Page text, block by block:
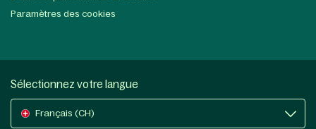
Paramètres des cookies
Sélectionnez votre langue
Français (CH)